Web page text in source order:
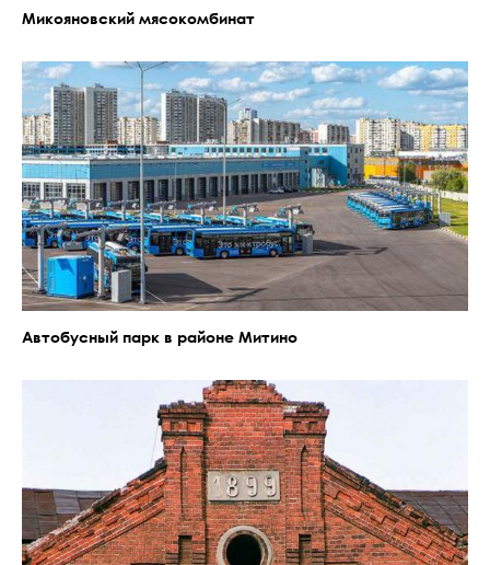
Микояновский мясокомбинат
Автобусный парк в районе Митино